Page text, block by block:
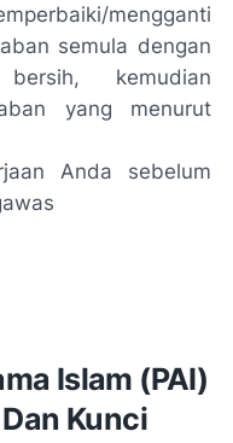
mengganti
semula dengan
kemudian
yang menurut
Anda sebelum
Islam (PAI)
Kunci